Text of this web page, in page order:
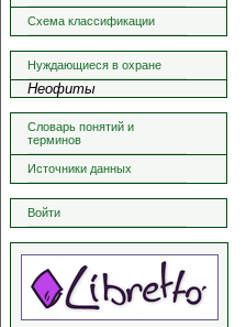
Схема классификации
Нуждающиеся в охране
Неофиты
Словарь понятий и
терминов
Источники данных
Войти